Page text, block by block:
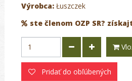
Výrobca: Łuszczek
ste členom OZP SR?
Pridať do obľúbených